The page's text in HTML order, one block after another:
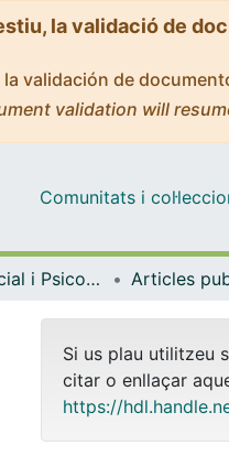
la validació de
validación de
validation will
Comunitats i
Psicologia Social i Psicologia Quantitativa
Si us plau utilitzeu
citar o enllaçar
https://